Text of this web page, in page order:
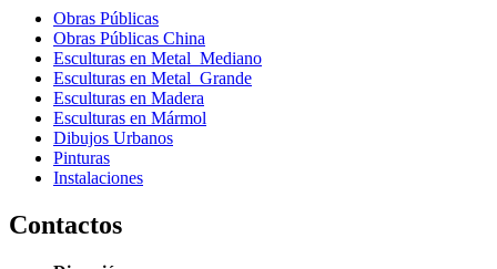
Obras Públicas
Obras Públicas China
Esculturas en Metal Mediano
Esculturas en Metal Grande
Esculturas en Madera
Esculturas en Mármol
Dibujos Urbanos
Pinturas
Instalaciones
Contactos